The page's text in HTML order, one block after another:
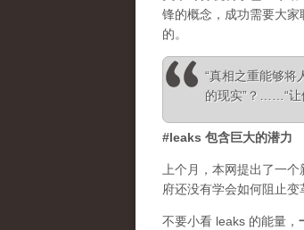
锋的概念，成功需要大
的。
“真相之重能够将
的现实”？……“让
#leaks 包含巨大的潜力
上个月，本网提出了一个
府还没有学会如何阻止变
不要小看 leaks 的能量，